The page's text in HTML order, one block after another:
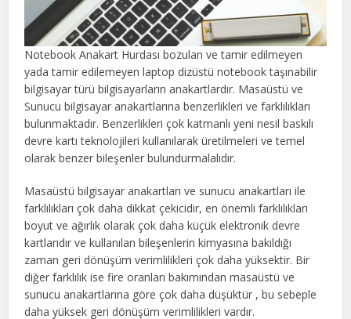
Notebook Anakart Hurdası bozulan ve tamir edilmeyen
yada tamir edilemeyen laptop dizüstü notebook taşınabilir
bilgisayar türü bilgisayarların anakartlardır. Masaüstü ve
Sunucu bilgisayar anakartlarına benzerlikleri ve farklılıkları
bulunmaktadır. Benzerlikleri çok katmanlı yeni nesil baskılı
devre kartı teknolojileri kullanılarak üretilmeleri ve temel
olarak benzer bileşenler bulundurmalalıdır.
Masaüstü bilgisayar anakartları ve sunucu anakartları ile
farklılıkları çok daha dikkat çekicidir, en önemli farklılıkları
boyut ve ağırlık olarak çok daha küçük elektronik devre
kartlarıdır ve kullanılan bileşenlerin kimyasına bakıldığı
zaman geri dönüşüm verimlilikleri çok daha yüksektir. Bir
diğer farklılık ise fire oranları bakımından masaüstü ve
sunucu anakartlarına göre çok daha düşüktür , bu sebeple
daha yüksek geri dönüşüm verimlilikleri vardır.